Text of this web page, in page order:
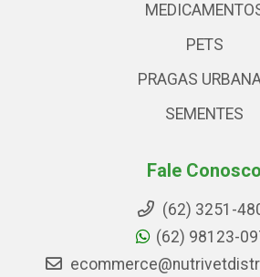
PETS
PRAGAS
SEMENTES
Fale Conosco
(62) 3251-
(62) 98123-